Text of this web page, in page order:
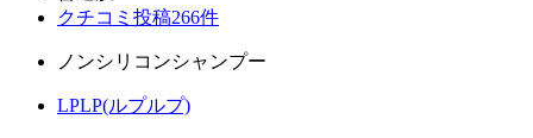
クチコミ投稿266件
ノンシリコンシャンプー
LPLP(ルプルプ)